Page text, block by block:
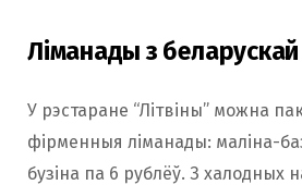
Ліманады з беларускай
У рэстаране “Літвіны” можна
фірменныя ліманады: маліна-
бузіна па 6 рублёў. З халодных